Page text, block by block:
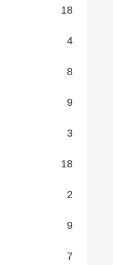
18
4
8
9
3
18
2
9
7